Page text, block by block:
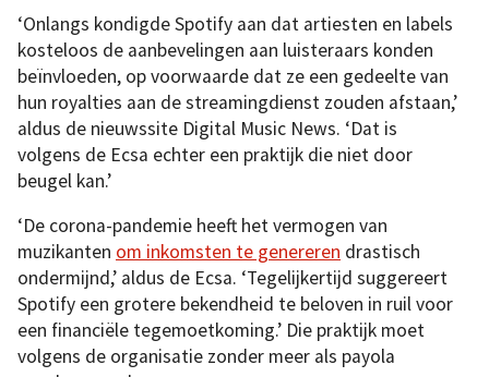
‘Onlangs kondigde Spotify aan dat artiesten en labels
kosteloos de aanbevelingen aan luisteraars konden
beïnvloeden, op voorwaarde dat ze een gedeelte van
hun royalties aan de streamingdienst zouden afstaan,’
aldus de nieuwssite Digital Music News. ‘Dat is
volgens de Ecsa echter een praktijk die niet door
beugel kan.’
‘De corona-pandemie heeft het vermogen van
muzikanten om inkomsten te genereren drastisch
ondermijnd,’ aldus de Ecsa. ‘Tegelijkertijd suggereert
Spotify een grotere bekendheid te beloven in ruil voor
een financiële tegemoetkoming.’ Die praktijk moet
volgens de organisatie zonder meer als payola